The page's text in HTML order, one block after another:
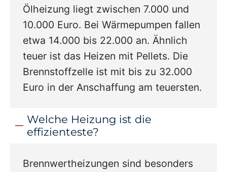
Ölheizung liegt zwischen 7.000 und
10.000 Euro. Bei Wärmepumpen fallen
etwa 14.000 bis 22.000 an. Ähnlich
teuer ist das Heizen mit Pellets. Die
Brennstoffzelle ist mit bis zu 32.000
Euro in der Anschaffung am teuersten.
Welche Heizung ist die
effizienteste?
Brennwertheizungen sind besonders